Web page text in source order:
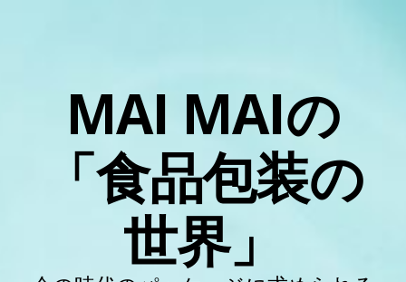
MAI MAIの
「食品包装の
世界」